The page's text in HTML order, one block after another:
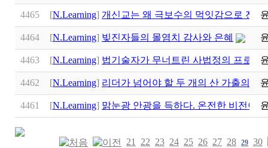
4465 [N.Learning] 개신교는 왜 극보수의 먹잇감으로 전
4464 [N.Learning] 빚진자들의 몰염치 감사와 은혜
4463 [N.Learning] 법기술자가 무너트린 사법정의 프로네
4462 [N.Learning] 리더가 넘어야 할 두 개의 산 가출의 산
4461 [N.Learning] 맑눈광 안광을 득하다. 온전한 비전이란
21 22 23 24 25 26 27 28 29 30